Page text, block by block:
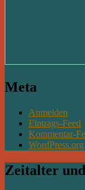
Meta
Anmelden
Eintrags-Feed
Kommentar-
WordPress.org
Zeitalter